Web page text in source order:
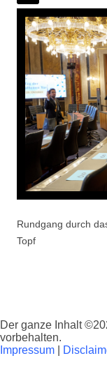
Rundgang durch
Topf
Der ganze Inhalt
vorbehalten.
Impressum